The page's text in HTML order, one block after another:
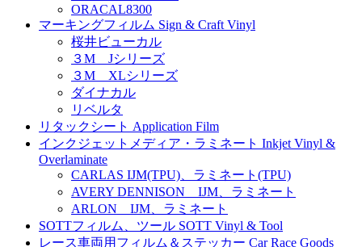
ORACAL8300
マーキングフィルム Sign & Craft Vinyl
桜井ビューカル
３M Jシリーズ
３M XLシリーズ
ダイナカル
リベルタ
リタックシート Application Film
インクジェットメディア・ラミネート Inkjet Vinyl &
Overlaminate
CARLAS IJM(TPU)、ラミネート(TPU)
AVERY DENNISON IJM、ラミネート
ARLON IJM、ラミネート
SOTTフィルム、ツール SOTT Vinyl & Tool
レース車両用フィルム＆ステッカー Car Race Goods